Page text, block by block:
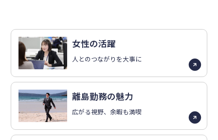
女性の活躍
人とのつながりを大事に
離島勤務の魅力
広がる視野、余暇も満喫